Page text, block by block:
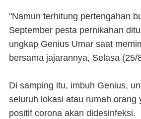
"Namun terhitung pertengahan
September pesta pernikahan
ungkap Genius Umar saat
bersama jajarannya, Selasa (25/
Di samping itu, imbuh Genius,
seluruh lokasi atau rumah orang
positif corona akan didesinfeksi.